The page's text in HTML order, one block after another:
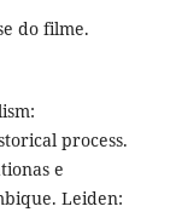
do filme.
process.
e
Leiden: